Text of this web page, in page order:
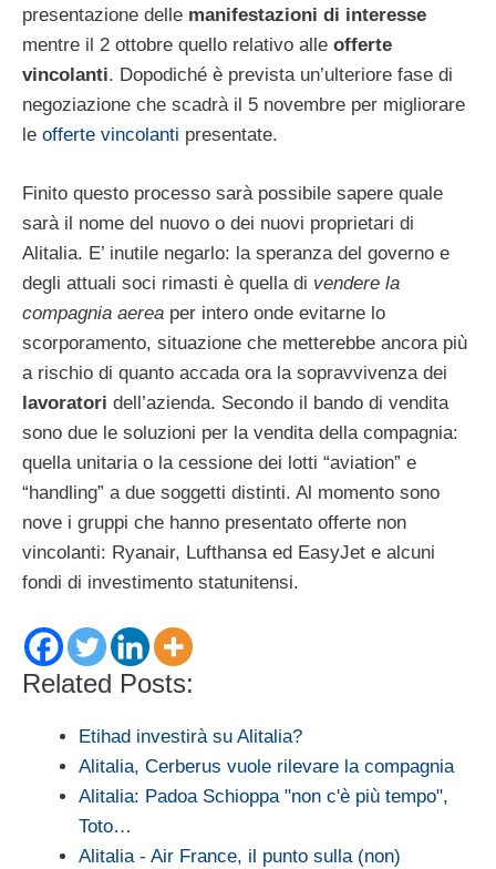
presentazione delle manifestazioni di interesse
mentre il 2 ottobre quello relativo alle offerte
vincolanti. Dopodiché è prevista un’ulteriore fase di
negoziazione che scadrà il 5 novembre per migliorare
le offerte vincolanti presentate.
Finito questo processo sarà possibile sapere quale
sarà il nome del nuovo o dei nuovi proprietari di
Alitalia. E’ inutile negarlo: la speranza del governo e
degli attuali soci rimasti è quella di vendere la
compagnia aerea per intero onde evitarne lo
scorporamento, situazione che metterebbe ancora più
a rischio di quanto accada ora la sopravvivenza dei
lavoratori dell’azienda. Secondo il bando di vendita
sono due le soluzioni per la vendita della compagnia:
quella unitaria o la cessione dei lotti “aviation” e
“handling” a due soggetti distinti. Al momento sono
nove i gruppi che hanno presentato offerte non
vincolanti: Ryanair, Lufthansa ed EasyJet e alcuni
fondi di investimento statunitensi.
Related Posts:
Etihad investirà su Alitalia?
Alitalia, Cerberus vuole rilevare la compagnia
Alitalia: Padoa Schioppa "non c'è più tempo",
Toto…
Alitalia - Air France, il punto sulla (non)